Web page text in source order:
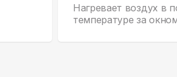
Нагревает воздух в
температуре за